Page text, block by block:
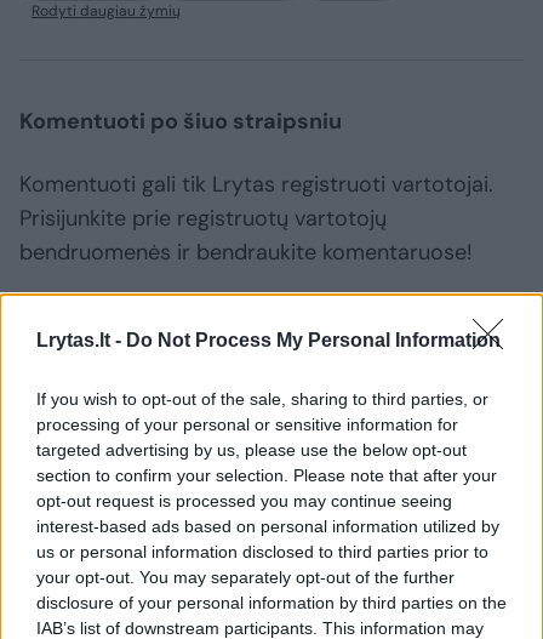
Lrytas.lt - Do Not Process My Personal Information
If you wish to opt-out of the sale, sharing to third parties, or
processing of your personal or sensitive information for
targeted advertising by us, please use the below opt-out
section to confirm your selection. Please note that after your
opt-out request is processed you may continue seeing
interest-based ads based on personal information utilized by
us or personal information disclosed to third parties prior to
your opt-out. You may separately opt-out of the further
disclosure of your personal information by third parties on the
IAB’s list of downstream participants. This information may
Rodyti daugiau žymių
Komentuoti po šiuo straipsniu
Komentuoti gali tik Lrytas registruoti vartotojai.
Prisijunkite prie registruotų vartotojų
bendruomenės ir bendraukite komentaruose!
Rodyti komentarus
Prisijungti komentatoriams